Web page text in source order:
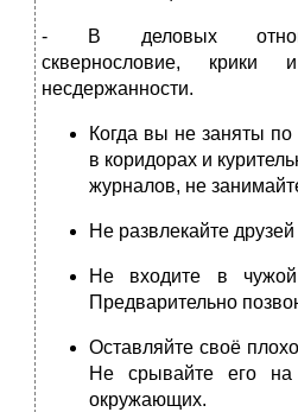
- В деловых
сквернословие, крики
несдержанности.
Когда вы не заняты по
в коридорах и
журналов, не
Не развлекайте
Не входите в чужой
Предварительно
Оставляйте своё
Не срывайте его
окружающих.